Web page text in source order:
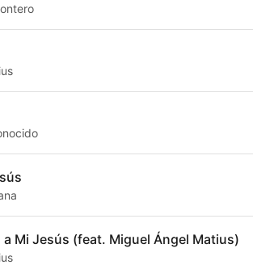
a Mi Jesús (feat. Miguel Ángel Matius)